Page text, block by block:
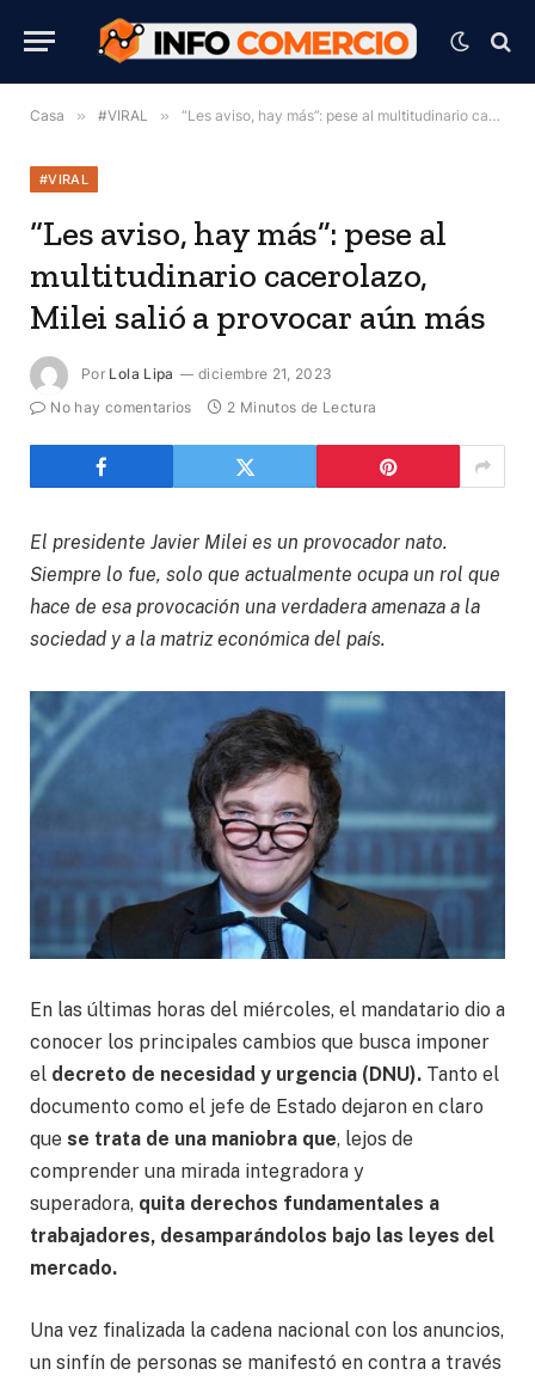
Casa » #VIRAL » “Les aviso, hay más”: pese al multitudinario cacerolazo, Milei salió a provocar aún más
#VIRAL
“Les aviso, hay más”: pese al
multitudinario cacerolazo,
Milei salió a provocar aún más
Por Lola Lipa
diciembre 21, 2023
No hay comentarios
2 Minutos de Lectura
El presidente Javier Milei es un provocador nato.
Siempre lo fue, solo que actualmente ocupa un rol que
hace de esa provocación una verdadera amenaza a la
sociedad y a la matriz económica del país.
En las últimas horas del miércoles, el mandatario dio a
conocer los principales cambios que busca imponer
el decreto de necesidad y urgencia (DNU). Tanto el
documento como el jefe de Estado dejaron en claro
que se trata de una maniobra que, lejos de
comprender una mirada integradora y
superadora, quita derechos fundamentales a
trabajadores, desamparándolos bajo las leyes del
mercado.
Una vez finalizada la cadena nacional con los anuncios,
un sinfín de personas se manifestó en contra a través